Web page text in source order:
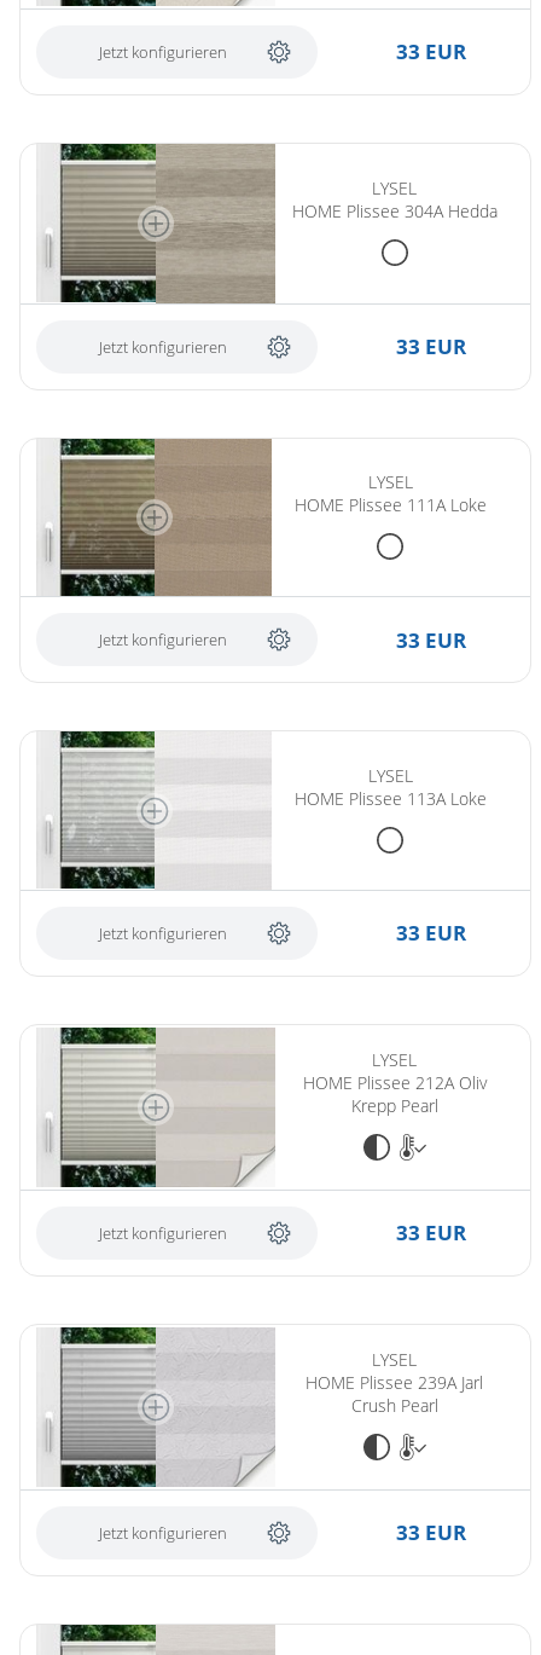
Jetzt konfigurieren 33 EUR
LYSEL
HOME Plissee 304A Hedda
Jetzt konfigurieren 33 EUR
LYSEL
HOME Plissee 111A Loke
Jetzt konfigurieren 33 EUR
LYSEL
HOME Plissee 113A Loke
Jetzt konfigurieren 33 EUR
LYSEL
HOME Plissee 212A Oliv
Krepp Pearl
Jetzt konfigurieren 33 EUR
LYSEL
HOME Plissee 239A Jarl
Crush Pearl
Jetzt konfigurieren 33 EUR